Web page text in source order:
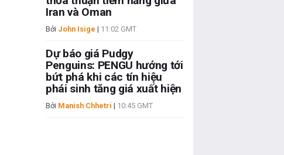
Iran và Oman
Bởi John Isige | 11:02 GMT
Dự báo giá Pudgy
Penguins: PENGU hướng tới
bứt phá khi các tín hiệu
phái sinh tăng giá xuất hiện
Bởi Manish Chhetri | 10:45 GMT